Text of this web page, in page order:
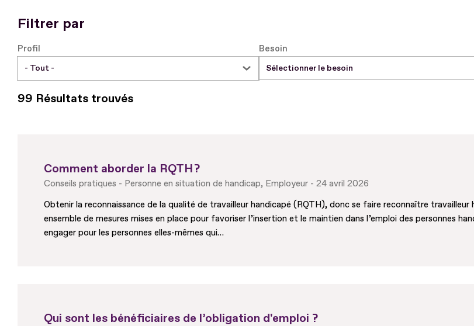
Filtrer par
Profil Besoin
Sélectionner le besoin
99 Résultats trouvés
Comment aborder la RQTH ?
Conseils pratiques Personne en situation de handicap Employeur
24 avril 2026
Obtenir la reconnaissance de la qualité de travailleur handicapé (RQTH), donc se faire reconnaître
ensemble de mesures mises en place pour favoriser l’insertion et le maintien dans l’emploi des personnes
engager pour les personnes elles-mêmes qui…
Qui sont les bénéficiaires de l’obligation d'emploi ?